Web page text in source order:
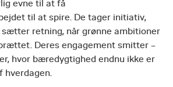
evne til at få
til at spire. De tager initiativ,
retning, når grønne ambitioner
Deres engagement smitter –
hvor bæredygtighed endnu ikke er
hverdagen.